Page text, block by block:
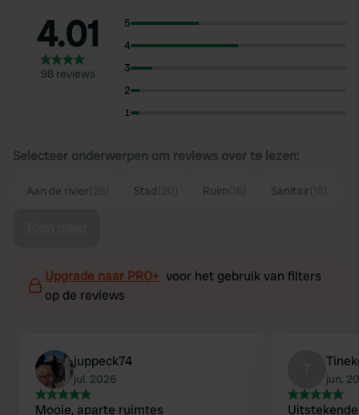
4.01
98 reviews
5
4
3
2
1
Selecteer onderwerpen om reviews over te lezen:
Aan de rivier Stad Ruim Sanitair
Upgrade naar PRO+ voor het gebruik van filters
op de reviews
juppeck74
jul. 2026
Mooie, aparte ruimtes
jun.